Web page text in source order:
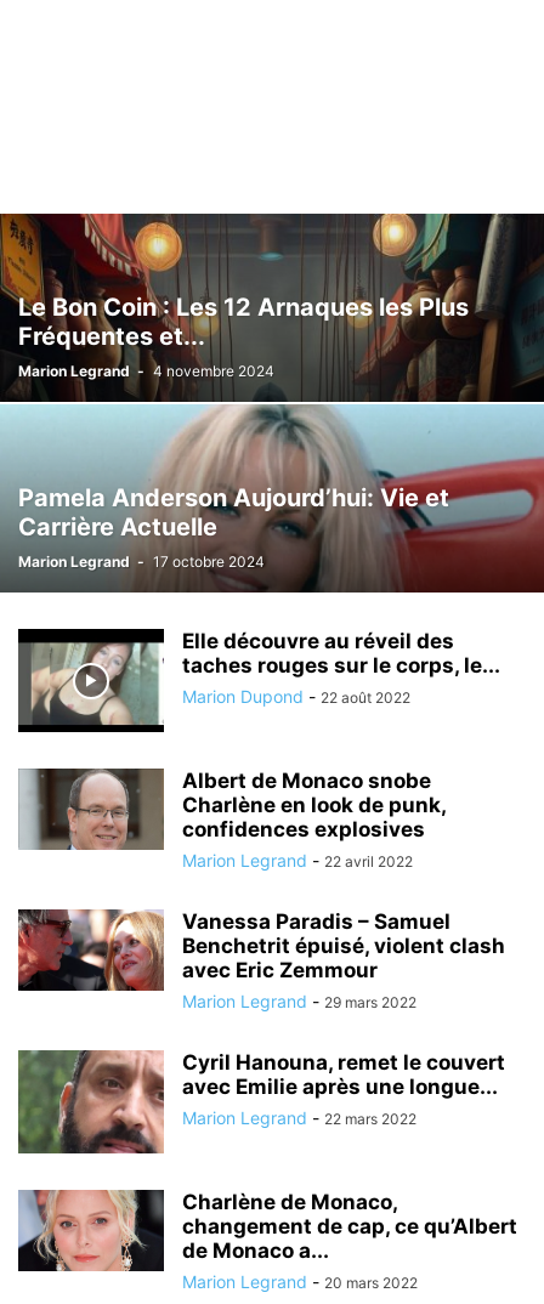
Le Bon Coin : Les 12 Arnaques les Plus
Fréquentes et...
Marion Legrand - 4 novembre 2024
Pamela Anderson Aujourd’hui: Vie et
Carrière Actuelle
Marion Legrand - 17 octobre 2024
Elle découvre au réveil des
taches rouges sur le corps, le...
Marion Dupond - 22 août 2022
Albert de Monaco snobe
Charlène en look de punk,
confidences explosives
Marion Legrand - 22 avril 2022
Vanessa Paradis – Samuel
Benchetrit épuisé, violent clash
avec Eric Zemmour
Marion Legrand - 29 mars 2022
Cyril Hanouna, remet le couvert
avec Emilie après une longue...
Marion Legrand - 22 mars 2022
Charlène de Monaco,
changement de cap, ce qu’Albert
de Monaco a...
Marion Legrand - 20 mars 2022